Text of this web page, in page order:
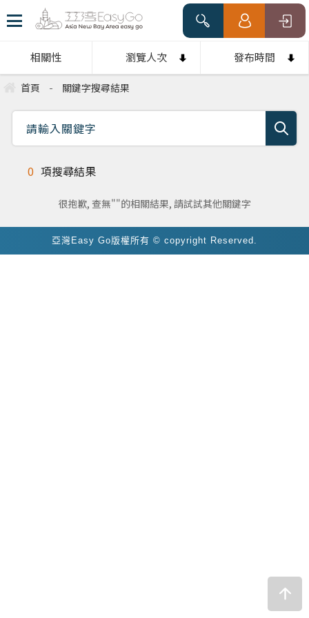
首頁 - 關鍵字搜尋結果
0 項搜尋結果
相關性 瀏覽人次 發布時間
很抱歉, 查無""的相關結果, 請試試其他關鍵字
亞灣Easy Go版權所有 © copyright Reserved.